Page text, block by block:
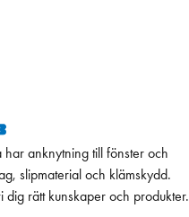
har anknytning till fönster och
slipmaterial och klämskydd.
rätt kunskaper och produkter.